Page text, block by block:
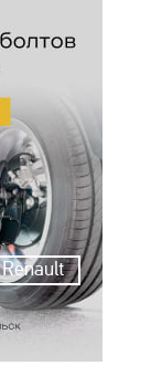
Renault